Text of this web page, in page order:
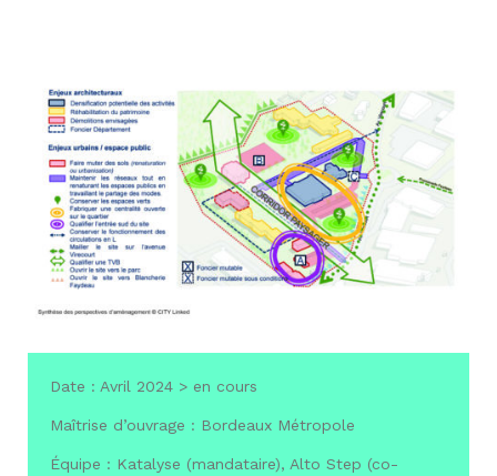
Date : Avril 2024 > en cours
Maîtrise d’ouvrage : Bordeaux Métropole
Équipe : Katalyse (mandataire), Alto Step (co-